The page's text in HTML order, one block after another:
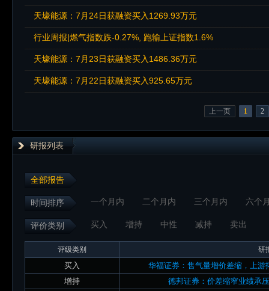
天壕能源：7月24日获融资买入1269.93万元
行业周报|燃气指数跌-0.27%, 跑输上证指数1.6%
天壕能源：7月23日获融资买入1486.36万元
天壕能源：7月22日获融资买入925.65万元
上一页 1 2
研报列表
全部报告
时间排序 一个月内 二个月内 三个月内 六个
评价类别 买入 增持 中性 减持 卖出
评级类别 研
买入
华福证券：售气量增价差缩，上
增持
德邦证券：价差缩窄业绩承